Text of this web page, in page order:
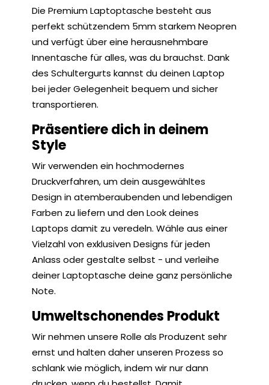
Die Premium Laptoptasche besteht aus
perfekt schützendem 5mm starkem Neopren
und verfügt über eine herausnehmbare
Innentasche für alles, was du brauchst. Dank
des Schultergurts kannst du deinen Laptop
bei jeder Gelegenheit bequem und sicher
transportieren.
Präsentiere dich in deinem
Style
Wir verwenden ein hochmodernes
Druckverfahren, um dein ausgewähltes
Design in atemberaubenden und lebendigen
Farben zu liefern und den Look deines
Laptops damit zu veredeln. Wähle aus einer
Vielzahl von exklusiven Designs für jeden
Anlass oder gestalte selbst - und verleihe
deiner Laptoptasche deine ganz persönliche
Note.
Umweltschonendes Produkt
Wir nehmen unsere Rolle als Produzent sehr
ernst und halten daher unseren Prozess so
schlank wie möglich, indem wir nur dann